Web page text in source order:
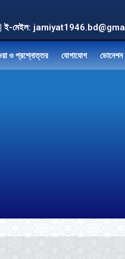
|| ই-মেইল:
ও প্রশ্নোত্তর যোগাযোগ ডোনেশন